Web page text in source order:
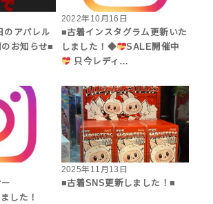
のアパレル
お知らせ■
2022年10月16日
■古着インスタグラム更新いた
しました！◆
SALE開催中
只今レディ…
した！
2025年11月13日
■古着SNS更新しました！■